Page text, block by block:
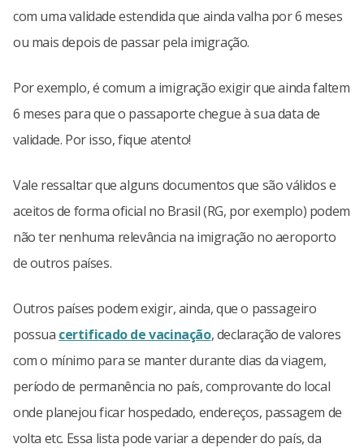
com uma validade estendida que ainda valha por 6 meses
ou mais depois de passar pela imigração.
Por exemplo, é comum a imigração exigir que ainda faltem
6 meses para que o passaporte chegue à sua data de
validade. Por isso, fique atento!
Vale ressaltar que alguns documentos que são válidos e
aceitos de forma oficial no Brasil (RG, por exemplo) podem
não ter nenhuma relevância na imigração no aeroporto
de outros países.
Outros países podem exigir, ainda, que o passageiro
possua certificado de vacinação, declaração de valores
com o mínimo para se manter durante dias da viagem,
período de permanência no país, comprovante do local
onde planejou ficar hospedado, endereços, passagem de
volta etc. Essa lista pode variar a depender do país, da